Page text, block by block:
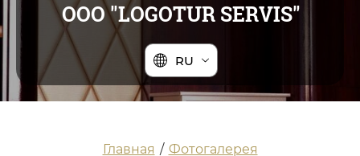
ООО "LOGOTUR SERVIS"
RU
Главная / Фотогалерея